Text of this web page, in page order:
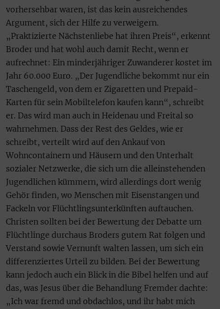
vorhersehbar waren, ist das kein ausreichendes
Argument, sich der Hilfe zu verweigern.
„Praktizierte Nächstenliebe hat ihren Preis“, erkennt
Broder und hat wohl auch damit Recht, wenn er
aufrechnet: Ein minderjähriger Zuwanderer kostet im
Jahr 60.000 Euro. „Der Jugendliche bekommt nur ein
Taschengeld, von dem er Zigaretten und Prepaid-
Karten für sein Mobiltelefon kaufen kann“, schreibt
er. Das wird man auch in Heidenau und Freital so
wahrnehmen. Dass der Rest des Geldes, wie er
schreibt, verteilt wird auf den Ankauf von
Wohncontainern und Häusern und den Unterhalt
sozialer Netzwerke, die sich um die alleinstehenden
Jugendlichen kümmern, wird allerdings dort wenig
Gehör finden, wo Menschen mit Eisenstangen und
Fackeln vor Flüchtlingsunterkünften auftauchen.
Christen sollten bei der Bewertung der Debatte um
Flüchtlinge durchaus Broders gutem Rat folgen und
Verstand sowie Vernunft walten lassen, um sich ein
differenziertes Urteil zu bilden. Bei der Bewertung
kann jedoch auch ein Blick in die Bibel helfen und auf
das, was Jesus über die Behandlung Fremder dachte:
„Ich war fremd und obdachlos, und ihr habt mich